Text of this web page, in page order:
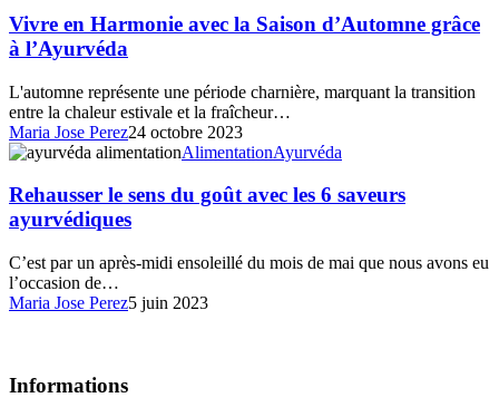
Qualité
Harmonie
avec
la
d’Automne
grâce
à
l’Ayurvéda
Vivre en Harmonie avec la Saison d’Automne grâce
à l’Ayurvéda
L'automne représente une période charnière, marquant la transition
entre la chaleur estivale et la fraîcheur…
Maria Jose Perez24 octobre 2023
Rehausser
sens
goût
les
6
saveurs
AlimentationAyurvéda
Rehausser le sens du goût avec les 6 saveurs
ayurvédiques
C’est par un après-midi ensoleillé du mois de mai que nous avons eu
l’occasion de…
Maria Jose Perez5 juin 2023
Informations